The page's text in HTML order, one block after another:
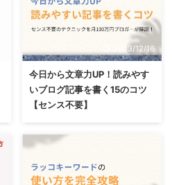
2023/12/16
今日から文章力UP！読みやす
いブログ記事を書く15のコツ
【センス不要】